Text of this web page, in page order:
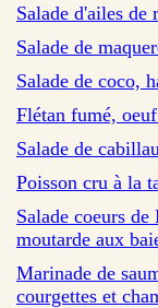
Salade d'ailes
sur 50 avis
Salade de
sur 15 avis
Salade de coco,
sur 13 avis
Flétan fumé,
sur 11 avis
Salade de
sur 204 avis
Poisson cru à la
sur 16 avis
Salade coeurs
moutarde aux
sur 35 avis
Marinade de
courgettes et